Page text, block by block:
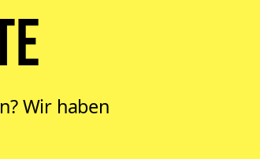
Wir haben